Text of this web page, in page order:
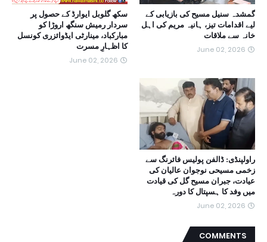
گمشدہ سنیل مسیح کی بازیابی کے
لیے اقدامات تیز، ہانیہ مریم کی اہل
خانہ سے ملاقات
June 02, 2026
سکھ گلوبل ایوارڈ کے حصول پر
سردار رمیش سنگھ اروڑا کو
مبارکباد، مینارٹی ایڈوائزری کونسل
کا اظہارِ مسرت
June 02, 2026
راولپنڈی: ڈالفن پولیس فائرنگ سے
زخمی مسیحی نوجوان عالیان کی
عیادت، جبران مسیح گل کی قیادت
میں وفد کا ہسپتال کا دورہ
June 02, 2026
COMMENTS